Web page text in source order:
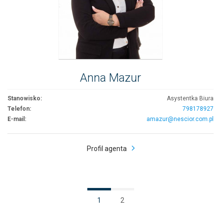
Anna Mazur
Stanowisko:
Asystentka Biura
Telefon:
798178927
E-mail:
amazur@nescior.com.pl
Profil agenta
1 2